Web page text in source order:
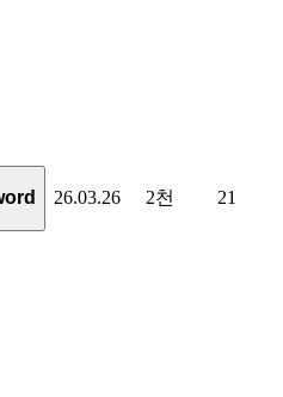
26.03.26 2천 21